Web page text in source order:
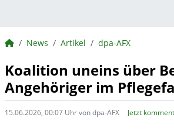
BörsenNEWS.de
News Artikel dpa-AFX
Koalition uneins über
Angehöriger im
15.06.2026, 00:07 Uhr von dpa-AFX Jetzt